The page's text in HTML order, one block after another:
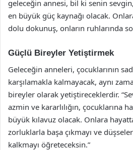
geleceğin annesi, bil ki senin
en büyük güç kaynağı olacak.
dolu dokunuş, onların ruhlarında
Güçlü Bireyler Yetiştirmek
Geleceğin anneleri, çocuklarının
karşılamakla kalmayacak, aynı
bireyler olarak yetiştireceklerdir.
azmin ve kararlılığın, çocuklarına
büyük kılavuz olacak. Onlara
zorluklarla başa çıkmayı ve
kalkmayı öğreteceksin.”